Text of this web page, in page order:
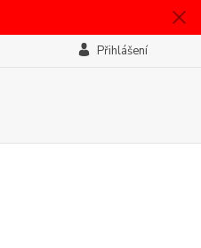
Přihlášení